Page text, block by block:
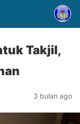
Takjil,
3 bulan ago